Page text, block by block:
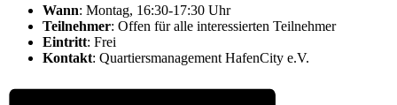
Wann: Montag, 16:30-17:30 Uhr
Teilnehmer: Offen für alle interessierten Teilnehmer
Eintritt: Frei
Kontakt: Quartiersmanagement HafenCity e.V.